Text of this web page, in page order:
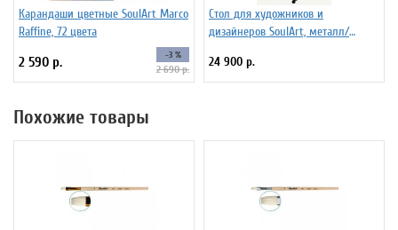
Карандаши цветные SoulArt Marco
Raffine, 72 цвета
2 590 р. -3 %
2 690 р.
Стол для художников и
дизайнеров SoulArt, металл/
24 900 р.
Похожие товары